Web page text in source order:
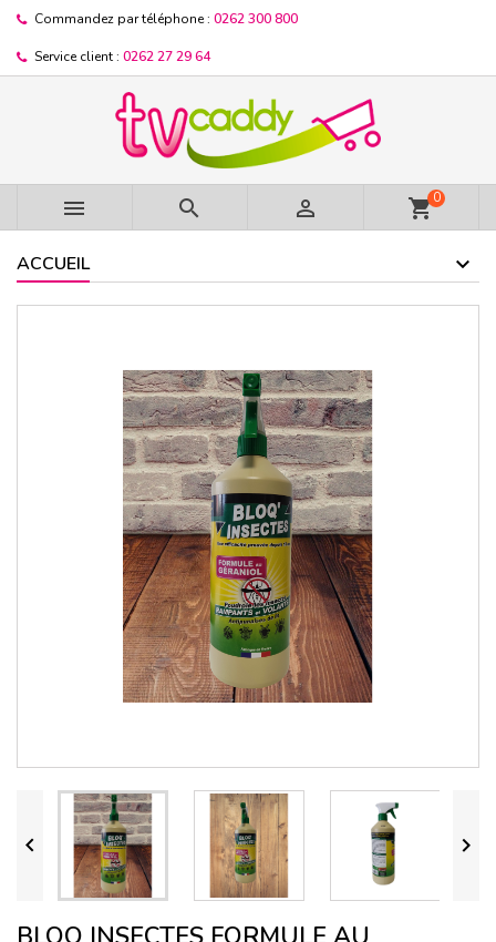
Commandez par téléphone : 0262 300 800
Service client : 0262 27 29 64
   shopping_cart0
ACCUEIL
 